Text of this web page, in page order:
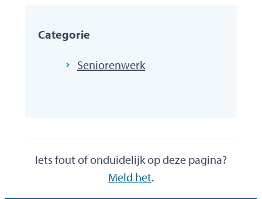
Categorie
Seniorenwerk
Iets fout of onduidelijk op deze pagina?
Meld het.